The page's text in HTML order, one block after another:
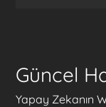
Güncel
Yapay Zekanın